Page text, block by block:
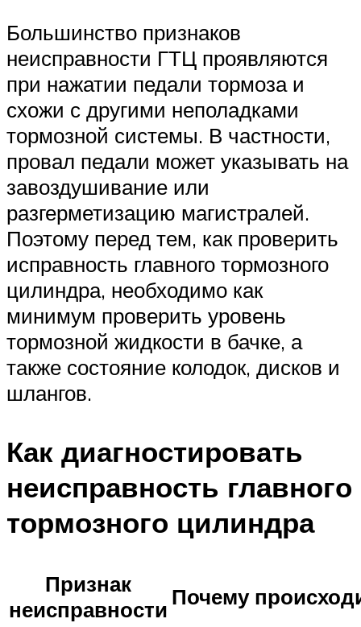
Большинство признаков
неисправности ГТЦ проявляются
при нажатии педали тормоза и
схожи с другими неполадками
тормозной системы. В частности,
провал педали может указывать на
завоздушивание или
разгерметизацию магистралей.
Поэтому перед тем, как проверить
исправность главного тормозного
цилиндра, необходимо как
минимум проверить уровень
тормозной жидкости в бачке, а
также состояние колодок, дисков и
шлангов.
Как диагностировать
неисправность главного
тормозного цилиндра
Признак
неисправности Почему